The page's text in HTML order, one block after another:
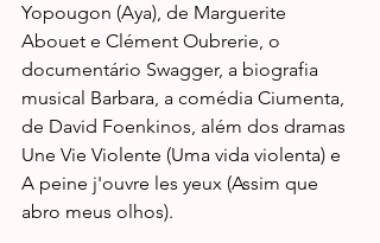
Yopougon (Aya), de Marguerite
Abouet e Clément Oubrerie, o
documentário Swagger, a biografia
musical Barbara, a comédia Ciumenta,
de David Foenkinos, além dos dramas
Une Vie Violente (Uma vida violenta) e
A peine j'ouvre les yeux (Assim que
abro meus olhos).